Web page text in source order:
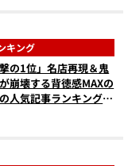
キング
の1位」名店再現＆鬼
崩壊する背徳感MAXの
人気記事ランキングベ